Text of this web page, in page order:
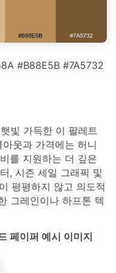
#B88E5B #7A5732
빛 가득한 이 팔레트
웃과 가격에는 허니
를 지원하는 더 깊은
, 시즌 세일 그래픽 및
평평하지 않고 의도적
그레인이나 하프톤 텍
페이퍼 예시 이미지